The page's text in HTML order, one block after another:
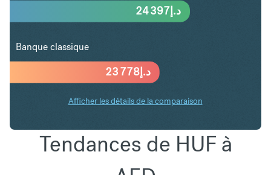
د.إ23 778
د.إ24 397
Banque classique
Afficher les détails de la comparaison
Tendances de HUF à